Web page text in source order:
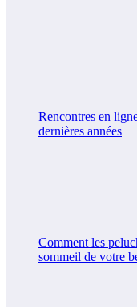
Rencontres en
dernières années
Comment les
sommeil de votre